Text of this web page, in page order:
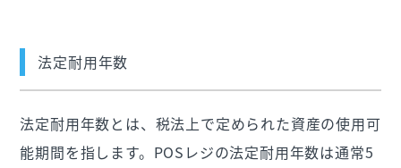
法定耐用年数
法定耐用年数とは、税法上で定められた資産の使用可
能期間を指します。POSレジの法定耐用年数は通常5